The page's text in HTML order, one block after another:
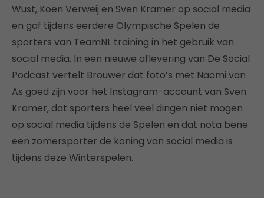
Wust, Koen Verweij en Sven Kramer op social media
en gaf tijdens eerdere Olympische Spelen de
sporters van TeamNL training in het gebruik van
social media. In een nieuwe aflevering van De Social
Podcast vertelt Brouwer dat foto’s met Naomi van
As goed zijn voor het Instagram-account van Sven
Kramer, dat sporters heel veel dingen niet mogen
op social media tijdens de Spelen en dat nota bene
een zomersporter de koning van social media is
tijdens deze Winterspelen.